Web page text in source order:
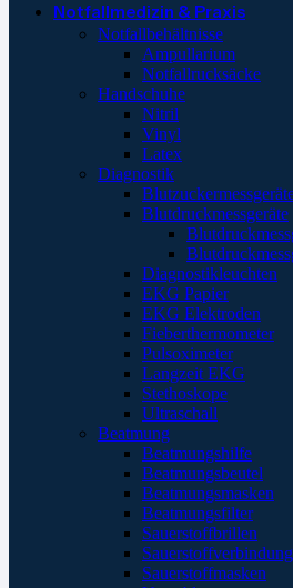
Notfallmedizin & Praxis
Notfallbehältnisse
Ampullarium
Notfallrucksäcke
Handschuhe
Nitril
Vinyl
Latex
Diagnostik
Blutdruckmessgeräte
Diagnostikleuchten
EKG Papier
EKG Elektroden
Fieberthermometer
Pulsoximeter
Langzeit EKG
Stethoskope
Ultraschall
Beatmung
Beatmungshilfe
Beatmungsbeutel
Beatmungsmasken
Beatmungsfilter
Sauerstoffbrillen
Sauerstoffmasken